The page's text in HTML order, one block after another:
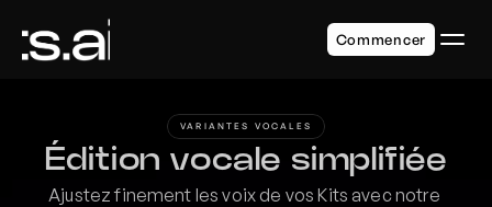
Commencer
VARIANTES VOCALES
Édition vocale simplifiée
Ajustez finement les voix de vos Kits avec notre